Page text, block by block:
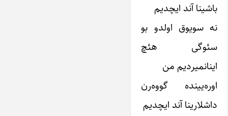
باشینا آند ایچدیم
نه سویوق اولدو بو
سئوگی هئچ
اینانمیردیم من
اوره‌یینده گووه‌رن
داشلارینا آند ایچدیم